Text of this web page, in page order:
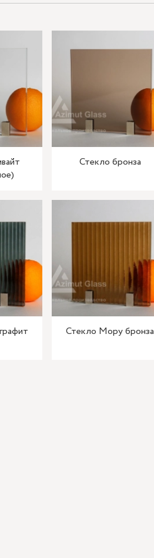
Стекло бронза
Стекло Мору бронза